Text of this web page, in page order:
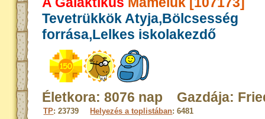
Tevetrükkök Atyja,Bölcsesség
forrása,Lelkes iskolakezdő
Életkora: 8076 nap Gazdája:
TP: 23739 Helyezés a toplistában: 6481